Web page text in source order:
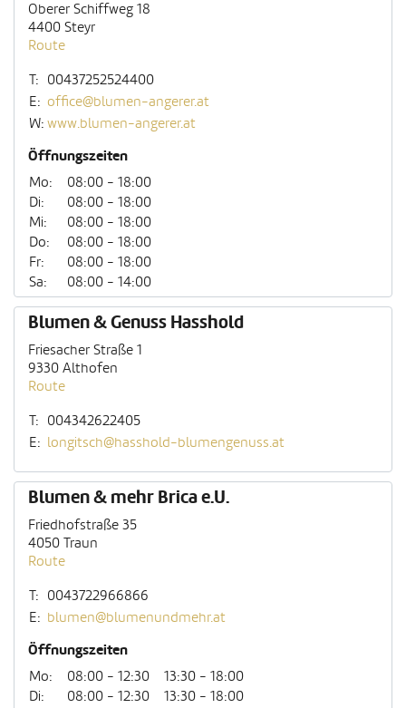
Oberer Schiffweg 18
4400 Steyr
Route
T:
00437252524400
E: office@blumen-angerer.at
W: www.blumen-angerer.at
Öffnungszeiten
Mo:
08:00 - 18:00
Di:
08:00 - 18:00
Mi:
08:00 - 18:00
Do:
08:00 - 18:00
Fr:
08:00 - 18:00
Sa:
08:00 - 14:00
Blumen & Genuss Hasshold
Friesacher Straße 1
9330 Althofen
Route
T:
004342622405
E: longitsch@hasshold-blumengenuss.at
Blumen & mehr Brica e.U.
Friedhofstraße 35
4050 Traun
Route
T:
0043722966866
E: blumen@blumenundmehr.at
Öffnungszeiten
Mo: 08:00 - 12:30
13:30 - 18:00
Di:
08:00 - 12:30
13:30 - 18:00